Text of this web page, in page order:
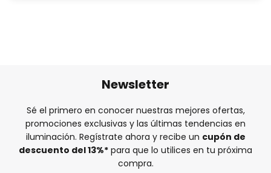
Newsletter
Sé el primero en conocer nuestras mejores ofertas,
promociones exclusivas y las últimas tendencias en
iluminación. Regístrate ahora y recibe un cupón de
descuento del13%* para que lo utilices en tu próxima
compra.